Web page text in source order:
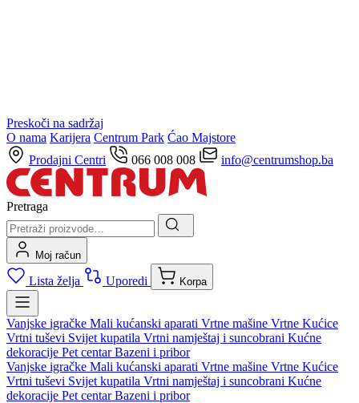
Preskoči na sadržaj
O nama Karijera Centrum Park Ćao Majstore
Prodajni Centri
066 008 008 info@centrumshop.ba
Pretraga
Moj račun
Lista želja Uporedi Korpa
Vanjske igračke Mali kućanski aparati Vrtne mašine Vrtne Kućice
Vrtni tuševi Svijet kupatila Vrtni namještaj i suncobrani Kućne
dekoracije Pet centarBazeni i pribor
Vanjske igračke Mali kućanski aparati Vrtne mašine Vrtne Kućice
Vrtni tuševi Svijet kupatila Vrtni namještaj i suncobrani Kućne
dekoracije Pet centarBazeni i pribor